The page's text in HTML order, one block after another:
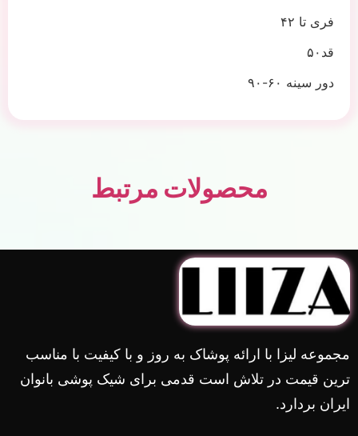
فری تا ۴۲
قد۵۰
دور سینه ۶۰-۹۰
محصولات مرتبط
مجموعه لیزا با ارائه پوشاک به روز و با کیفیت با مناسب
ترین قیمت در تلاش است قدمی برای شیک پوشی بانوان
ایران بردارد.